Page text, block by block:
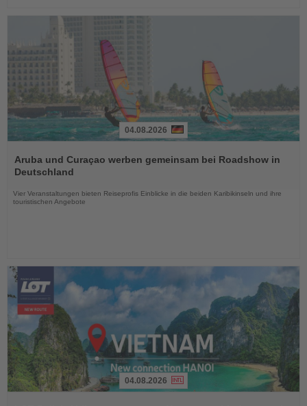
Sie
die
04.08.2026
Aruba und Curaçao werben gemeinsam bei Roadshow in
Deutschland
Vier Veranstaltungen bieten Reiseprofis Einblicke in die beiden Karibikinseln und ihre
touristischen Angebote
04.08.2026